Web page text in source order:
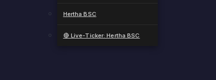
Hertha BSC
🔴 Live-Ticker: Hertha BSC